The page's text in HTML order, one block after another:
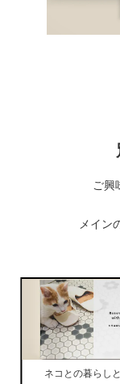
ご興
メイン
ネコとの暮らし